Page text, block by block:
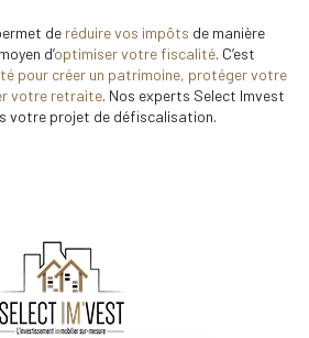
de réduire vos impôts de manière
d’optimiser votre fiscalité. C’est
pour créer un patrimoine, protéger votre
votre retraite. Nos experts Select Imvest
votre projet de défiscalisation.